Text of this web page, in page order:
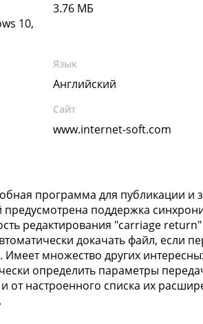
10,
3.76 МБ
Язык
Английский
Сайт
www.internet-soft.com
программа для публикации и
предусмотрена поддержка
редактирования "carriage
докачать файл, если
множество других
определить параметры
от настроенного списка их